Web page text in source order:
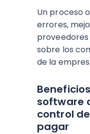
Un proceso
errores,
proveedores
sobre los
de la
software
control
pagar